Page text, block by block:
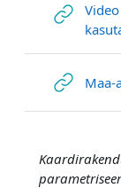
Maa-